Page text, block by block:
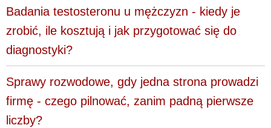
Badania testosteronu u mężczyzn - kiedy je
zrobić, ile kosztują i jak przygotować się do
diagnostyki?
Sprawy rozwodowe, gdy jedna strona prowadzi
firmę - czego pilnować, zanim padną pierwsze
liczby?